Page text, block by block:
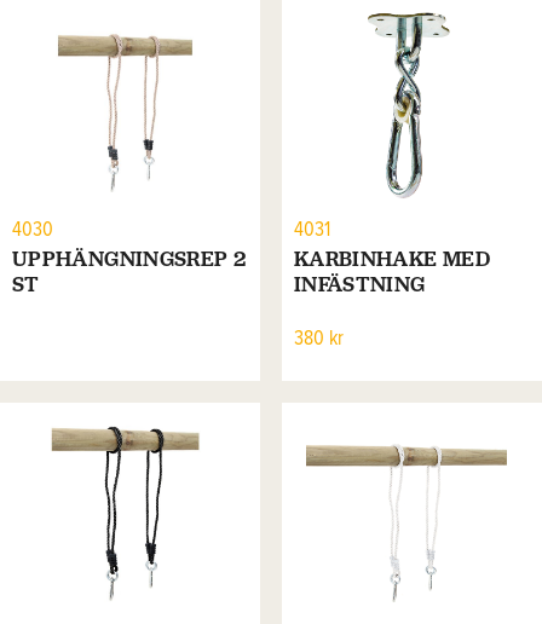
4030
UPPHÄNGNINGSREP 2
ST
4031
KARBINHAKE MED
INFÄSTNING
380 kr